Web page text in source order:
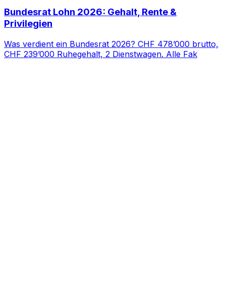
Bundesrat Lohn 2026: Gehalt, Rente &
Privilegien
Was verdient ein Bundesrat 2026? CHF 478’000 brutto,
CHF 239’000 Ruhegehalt, 2 Dienstwagen. Alle Fak